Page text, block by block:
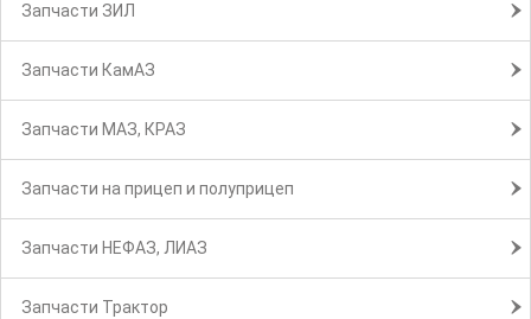
Запчасти ЗИЛ
Запчасти КамАЗ
Запчасти МАЗ, КРАЗ
Запчасти на прицеп и полуприцеп
Запчасти НЕФАЗ, ЛИАЗ
Запчасти Трактор